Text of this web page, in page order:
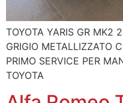
TOYOTA YARIS GR MK2
GRIGIO METALLIZZATO
PRIMO SERVICE PER
TOYOTA